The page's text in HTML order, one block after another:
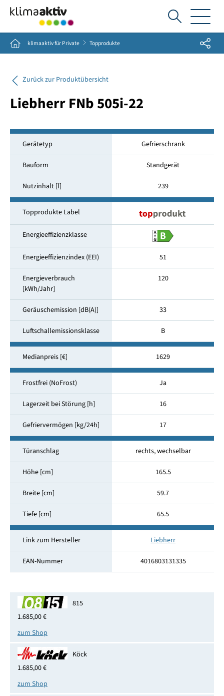
Ich
suche...
Home klimaaktiv für Private Topprodukte Share
Zurück zur Produktübersicht
Liebherr FNb 505i-22
Gerätetyp Gefrierschrank
Bauform Standgerät
Nutzinhalt [l] 239
Topprodukte Label
Energieeffizienzklasse
Energieeffizienzindex (EEI) 51
Energieverbrauch
[kWh/Jahr]
120
Geräuschemission [dB(A)] 33
Luftschallemissionsklasse B
Medianpreis [€] 1629
Frostfrei (NoFrost) Ja
Lagerzeit bei Störung [h] 16
Gefriervermögen [kg/24h] 17
Türanschlag rechts, wechselbar
Höhe [cm] 165.5
Breite [cm] 59.7
Tiefe [cm] 65.5
Link zum Hersteller Liebherr
EAN-Nummer 4016803131335
815
1.685,00 €
zum Shop
Köck
1.685,00 €
zum Shop